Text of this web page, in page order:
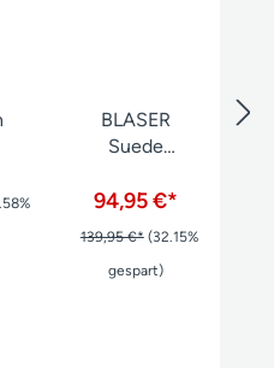
BLASER
Suede
Marlon
94,95 €*
139,95 €* (32.15%
gespart)